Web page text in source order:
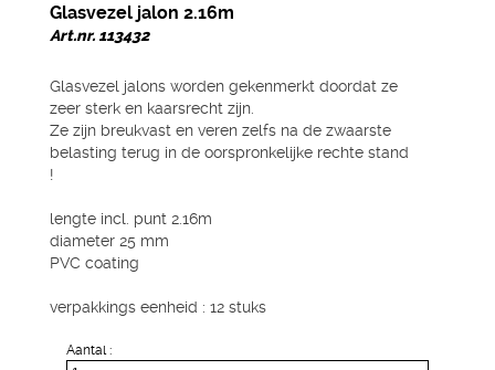
Glasvezel jalon 2.16m
Art.nr. 113432
Glasvezel jalons worden gekenmerkt doordat ze
zeer sterk en kaarsrecht zijn.
Ze zijn breukvast en veren zelfs na de zwaarste
belasting terug in de oorspronkelijke rechte stand
!
lengte incl. punt 2.16m
diameter 25 mm
PVC coating
verpakkings eenheid : 12 stuks
Aantal :